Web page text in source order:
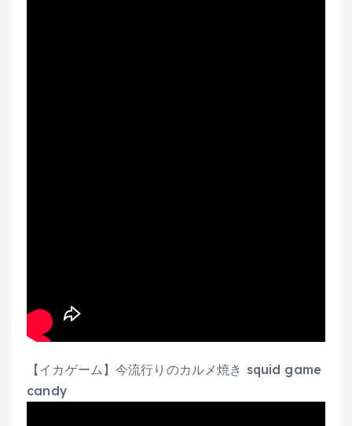
【イカゲーム】今流行りのカルメ焼き squid game
candy